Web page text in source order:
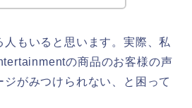
人もいると思います。実際、私
の商品のお客様の声
がみつけられない、と困って